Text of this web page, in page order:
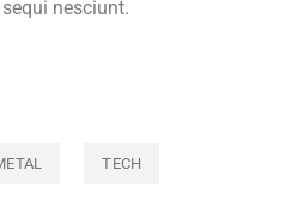
nesciunt.
TECH